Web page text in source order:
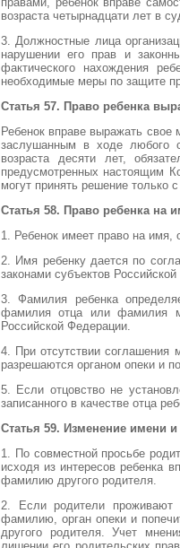
возраста четырнадцати лет в
3. Должностные лица
нарушении его прав и
фактического нахождения
необходимые меры по защите
Статья 57. Право ребенка
Ребенок вправе выражать
заслушанным в ходе любого
возраста десяти лет,
предусмотренных настоящим
могут принять решение только
Статья 58. Право ребенка на
1. Ребенок имеет право на
2. Имя ребенку дается по
законами субъектов
3. Фамилия ребенка
фамилия отца или фамилия
Российской Федерации.
4. При отсутствии соглашения
разрешаются органом опеки и
5. Если отцовство не
записанного в качестве отца
Статья 59. Изменение имени
1. По совместной просьбе
исходя из интересов ребенка
фамилию другого родителя.
2. Если родители проживают
фамилию, орган опеки и
другого родителя. Учет